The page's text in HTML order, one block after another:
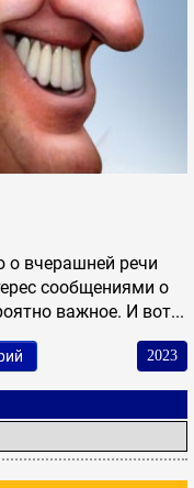
вчерашней речи
сообщениями о
важное. И вот...
2023